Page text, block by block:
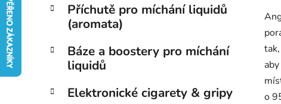
r
n
p
o
e
Příchutě pro míchání liquidů
(aromata)
Báze a boostery pro míchání
liquidů
Elektronické cigarety & gripy
o